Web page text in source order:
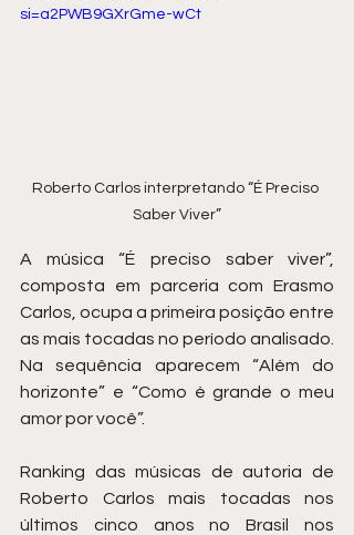
si=a2PWB9GXrGme-wCt
Roberto Carlos interpretando “É Preciso
Saber Viver”
A música “É preciso saber viver”,
composta em parceria com Erasmo
Carlos, ocupa a primeira posição entre
as mais tocadas no período analisado.
Na sequência aparecem “Além do
horizonte” e “Como é grande o meu
amor por você”.
Ranking das músicas de autoria de
Roberto Carlos mais tocadas nos
últimos cinco anos no Brasil nos